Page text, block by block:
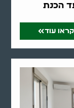
הכנת
קראו עוד